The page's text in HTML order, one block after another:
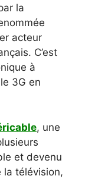
la
acteur
C’est
à
3G en
, une
et devenu
la télévision,